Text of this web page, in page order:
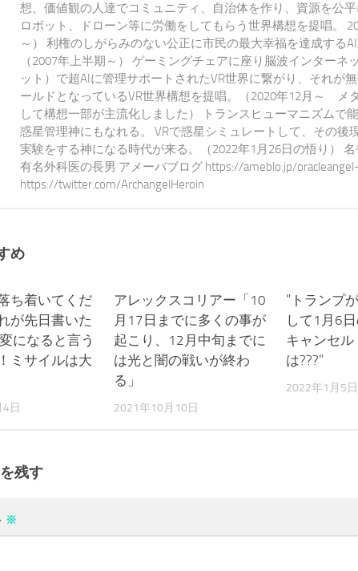
想、価値観の人達でコミュニティ、自治体を作り、資源を公平
ロボット、ドローン等に労働をしてもらう世界構想を提唱。
～） 利権のしがらみのない公正に市民の最大幸福を達成する
（2007年上半期～） ゲーミングチェアに座り脳波インターネ
ット）で超AIに管理サポートされたVR世界に繋がり、それが
ールドとなっているVR世界構想を提唱。（2020年12月～ メ
して構想一部が主流化しました） トランスヒューマニズムで能
惑星管理神にもなれる。 VRで惑星シミュレートして、その後
実験をする神になる時代が来る。（2022年1月26日の悟り）
有名外科医の長男 アメーバブログ https://ameblo.jp/
https://twitter.com/ArchangelHeroin
め
ち着いてくだ
が先日書いた
になると言う
ミサイルは大
日
アレックスコリアー「10
月17日までに多くの事が
起こり、12月中旬までに
は光と闇の戦いが終わ
る」
2021年10月10日
”トランプ
して1月6
キャンセル
は???”
2022年1月5日
残す
※